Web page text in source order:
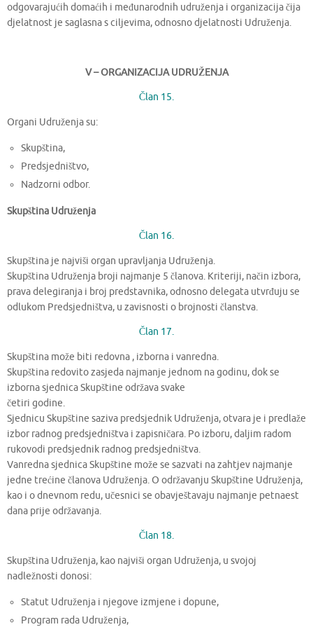
odgovarajućih domaćih i međunarodnih udruženja i organizacija čija
djelatnost je saglasna s ciljevima, odnosno djelatnosti Udruženja.
V – ORGANIZACIJA UDRUŽENJA
Član 15.
Organi Udruženja su:
Skupština,
Predsjedništvo,
Nadzorni odbor.
Skupština Udruženja
Član 16.
Skupština je najviši organ upravljanja Udruženja.
Skupština Udruženja broji najmanje 5 članova. Kriteriji, način izbora,
prava delegiranja i broj predstavnika, odnosno delegata utvrđuju se
odlukom Predsjedništva, u zavisnosti o brojnosti članstva.
Član 17.
Skupština može biti redovna , izborna i vanredna.
Skupština redovito zasjeda najmanje jednom na godinu, dok se
izborna sjednica Skupštine održava svake
četiri godine.
Sjednicu Skupštine saziva predsjednik Udruženja, otvara je i predlaže
izbor radnog predsjedništva i zapisničara. Po izboru, daljim radom
rukovodi predsjednik radnog predsjedništva.
Vanredna sjednica Skupštine može se sazvati na zahtjev najmanje
jedne trećine članova Udruženja. O održavanju Skupštine Udruženja,
kao i o dnevnom redu, učesnici se obavještavaju najmanje petnaest
dana prije održavanja.
Član 18.
Skupština Udruženja, kao najviši organ Udruženja, u svojoj
nadležnosti donosi:
Statut Udruženja i njegove izmjene i dopune,
Program rada Udruženja,